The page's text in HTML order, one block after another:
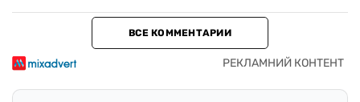
ВСЕ КОММЕНТАРИИ